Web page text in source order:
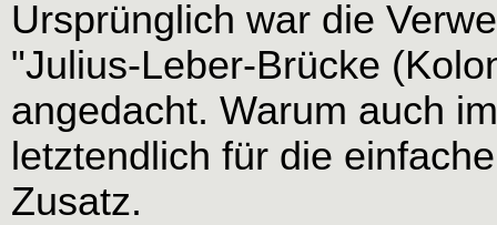
Ursprünglich war die
"Julius-Leber-Brücke
angedacht. Warum auch
letztendlich für die
Zusatz.